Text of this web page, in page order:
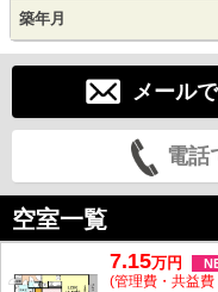
築年月
メール
電話
空室一覧
7.15万円
(管理費・共益